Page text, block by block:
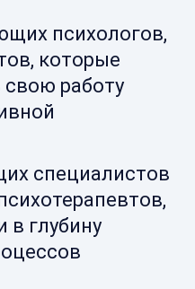
психологов,
которые
свою работу
специалистов
в глубину